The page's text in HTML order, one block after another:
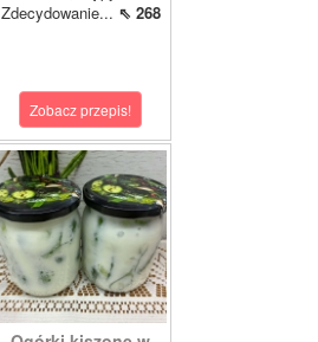
Zdecydowanie... ⇖ 268
Zobacz przepis!